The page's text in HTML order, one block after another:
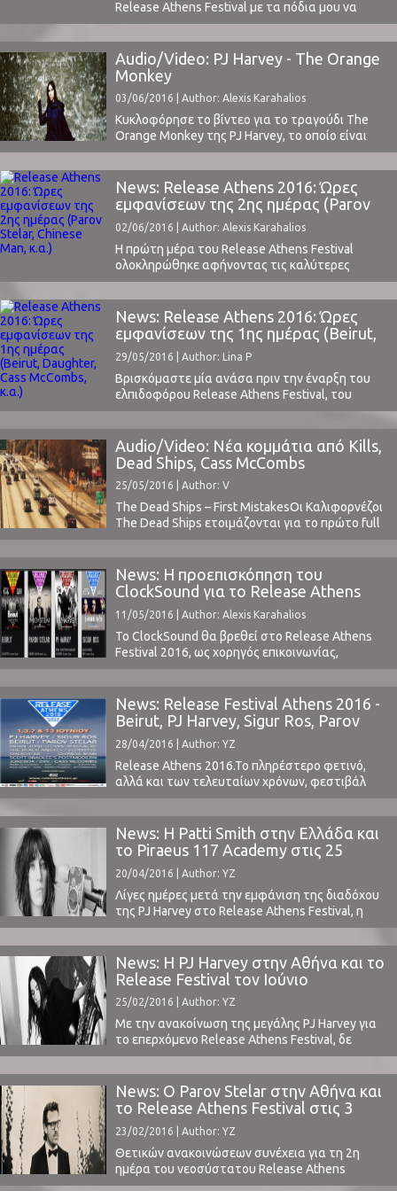
Release Athens Festival με τα πόδια μου να
πονάνε από τον ασταμάτητο χορό της χθεσινής
βραδιάς. Τι ήταν αυτό χθες!Χωρίς ίχνος
υπερβολής, μπορώ να πω πως είδαμε μερικά από
τα κορυφαία live της χρονιάς.Ας ξεκινήσουμε
όμως με τα της διοργάνωσης.Όπως και την
πρώτη ...
Audio/Video: PJ Harvey - The Orange
Monkey
03/06/2016 | Author: Alexis Karahalios
Κυκλοφόρησε το βίντεο για το τραγούδι The
Orange Monkey της PJ Harvey, το οποίο είναι
γυρισμένο στο Αφγανιστάν.Το συγκεκριμένο
κομμάτι βρίσκεται στον πολύ καλό τελευταίο
δίσκο της Harvey "The Hope Six Demolition
Project" (διαβάστε την κριτική μας εδώ).Την PJ
Harvey θα απολαύσουμε ως headliner την 3η
ημέρα του Release Athens Festival. ⁪ ...
News: Release Athens 2016: Ώρες
εμφανίσεων της 2ης ημέρας (Parov
Stelar, Chinese Man, κ.α.)
02/06/2016 | Author: Alexis Karahalios
Η πρώτη μέρα του Release Athens Festival
ολοκληρώθηκε αφήνοντας τις καλύτερες
εντυπώσεις!Cass McCombs, Daughter, τα
ελληνικά support acts από Moa Bones και Irene
Skylakaki και οι headliner της βραδιάς Beirut
γέμισαν την Πλατεία Νερού σε ένα άρτιο από
πλευράς οργάνωσης φεστιβάλ.Περισσότερες
λεπτομέρειες μαζί με τις εντυπώσεις μας για
την πρώτη ...
News: Release Athens 2016: Ώρες
εμφανίσεων της 1ης ημέρας (Beirut,
Daughter, Cass McCombs, κ.α.)
29/05/2016 | Author: Lina P
Βρισκόμαστε μία ανάσα πριν την έναρξη του
ελπιδοφόρου Release Athens Festival, του
φεστιβάλ που τόλμησε να φέρει πολλά και
μεγάλα ονόματα της παγκόσμιας μουσικής
σκηνής, γεμίζοντας ουσιαστικά την κάθε του
μέρα.(Διαβάστε εδώ την πρόσφατη αναλυτική
μας προεπισκόπηση)Την Τετάρτη λοιπόν,
1η Ιουνίου στην Πλατεία Νερού στο Φάληρο, το
πρόγραμμα εμφάνισης των καλλιτεχνών ...
Audio/Video: Νέα κομμάτια από Kills,
Dead Ships, Cass McCombs
25/05/2016 | Author: V
The Dead Ships – First MistakesΟι Καλιφορνέζοι
The Dead Ships ετοιμάζονται για το πρώτο full
άλμπουμ τους, με τον τίτλο CITYCIDE. Ο
Brendan Canning των Broken Social Scene
βοηθάει τη μπάντα στην παραγωγή και στις
κιθάρες, σε μία κυκλοφορία η οποία έχουμε την
αίσθηση οτι δεν θα περάσει απαρατήρητη. Τα
...
News: Η προεπισκόπηση του
ClockSound για το Release Athens
Festival 2016
11/05/2016 | Author: Alexis Karahalios
Το ClockSound θα βρεθεί στο Release Athens
Festival 2016, ως χορηγός επικοινωνίας,
καλύπτοντας τα live κάθε ημέρας και
μεταφέροντας το συνολικό κλίμα του
φεστιβάλ, αλλά και της κάθε μπάντας
χωριστά.Το Release Athens κατάφερε από την
πρώτη του έκδοση να ταράξει τα ύδατα των
εγχώριων φεστιβάλ, αποτελώντας αναμφίβολα
το talk of ...
News: Release Festival Athens 2016 -
Beirut, PJ Harvey, Sigur Ros, Parov
Stelar
28/04/2016 | Author: YZ
Release Athens 2016.To πληρέστερο φετινό,
αλλά και των τελευταίων χρόνων, φεστιβάλ
ανακοίνωσε το τελικό του line-up.Το πρώτο
φεστιβάλ που μετά από χρόνια έχει καταφέρνει
να ισορροπήσει μεταξύ εμπορικότητας και
ποιότητας των ονομάτων που συνθέτουν το
line-up.Δείτε το τηλεοπτικό σποτ του φεστιβάλ
και ετοιμαστείτε να δείτε από κοντά μερικούς
από τους ...
News: Η Patti Smith στην Ελλάδα και
το Piraeus 117 Academy στις 25
Ιουνίου
20/04/2016 | Author: YZ
Λίγες ημέρες μετά την εμφάνιση της διαδόχου
της PJ Harvey στο Release Athens Festival, η
μεγάλη Patti Smith επιστρέφει στην Ελλάδα και
το Piraeus 117 Academy το Σάββατο 25
Ιουνίου.Στην εμφάνισή της αυτή θα ερμηνεύσει
τον πρώτο της δίσκο "Horses" στην ολότητά
News: Η PJ Harvey στην Αθήνα και το
Release Festival τον Ιούνιο
25/02/2016 | Author: YZ
Με την ανακοίνωση της μεγάλης PJ Harvey για
το επερχόμενο Release Athens Festival, δε
μπορούμε να σκεφτούμε τίποτα περισσότερο
από το ότι το νεοσύστατο αυτό φεστιβάλ έχει
καταφέρει να φέρει την ουσιαστική
αφρόκρεμα της μουσικής στην Ελλάδα.Οι
Beirut, Sigur Ros και η ίδια η PJ Harvey θα είναι
headliners και ...
News: Ο Parov Stelar στην Αθήνα και
το Release Athens Festival στις 3
Ιουνίου
23/02/2016 | Author: YZ
Θετικών ανακοινώσεων συνέχεια για τη 2η
ημέρα του νεοσύστατου Release Athens
Festival με τον δημοφιλή στο ελληνικό κοινό